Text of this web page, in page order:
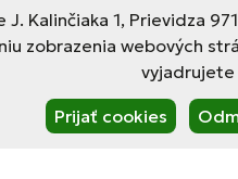
Kalinčiaka 1, Prievidza
zobrazenia webových
vyjadrujete
Prijať cookies